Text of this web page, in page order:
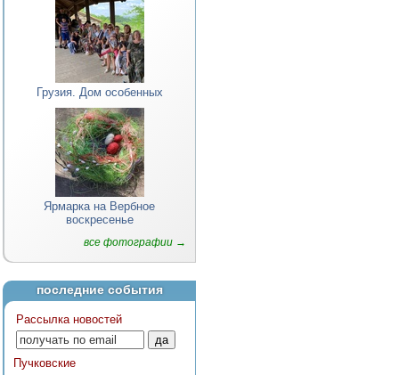
Грузия. Дом особенных
Ярмарка на Вербное
воскресенье
все фотографии →
последние события
Рассылка новостей
Пучковские